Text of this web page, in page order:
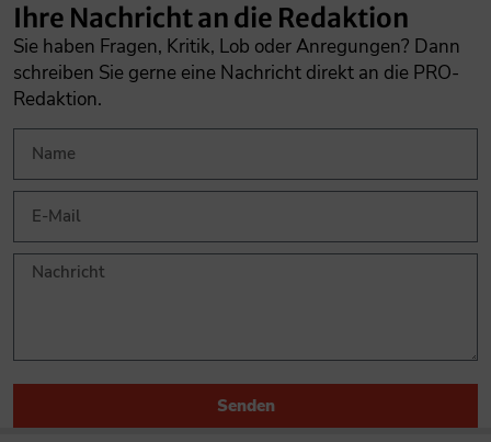
Ihre Nachricht an die Redaktion
Sie haben Fragen, Kritik, Lob oder Anregungen? Dann
schreiben Sie gerne eine Nachricht direkt an die PRO-
Redaktion.
Senden